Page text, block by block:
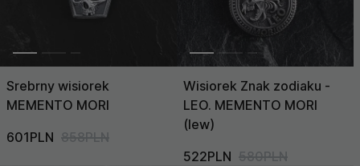
Srebrny wisiorek
MEMENTO MORI
601PLN 858PLN
Wisiorek Znak zodiaku -
LEO. MEMENTO MORI
(lew)
522PLN 580PLN